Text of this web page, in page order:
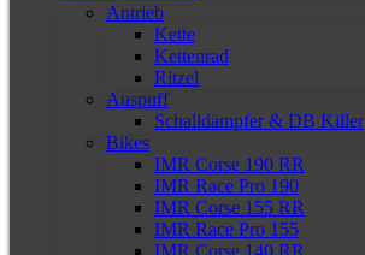
Antrieb
Kette
Kettenrad
Ritzel
Auspuff
Schalldämpfer & DB Killer
Bikes
IMR Corse 190 RR
IMR Race Pro 190
IMR Corse 155 RR
IMR Race Pro 155
IMR Corse 140 RR